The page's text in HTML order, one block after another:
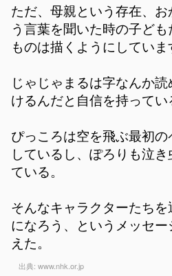
ただ、母親という存在、
う言葉を聞いた時の子ども
ものは描くようにしていま
じゃじゃまるは字なんか
けるんだと自信を持ってい
ぴっころは空を飛ぶ最初の
しているし、ぽろりも泣
ている。
そんなキャラクターたち
になろう、というメッセ
えた。
出典: www.nhk.or.jp